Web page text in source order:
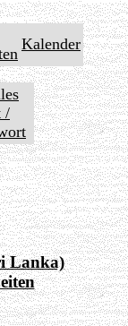
Kalender
/
Lanka)